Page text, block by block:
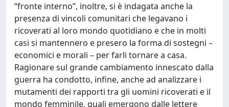
“fronte interno”, inoltre, si è indagata anche la
presenza di vincoli comunitari che legavano i
ricoverati al loro mondo quotidiano e che in molti
casi si mantennero e presero la forma di sostegni –
economici e morali – per farli tornare a casa.
Ragionare sul grande cambiamento innescato dalla
guerra ha condotto, infine, anche ad analizzare i
mutamenti dei rapporti tra gli uomini ricoverati e il
mondo femminile, quali emergono dalle lettere